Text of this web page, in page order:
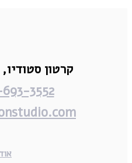
קרטון
3552+